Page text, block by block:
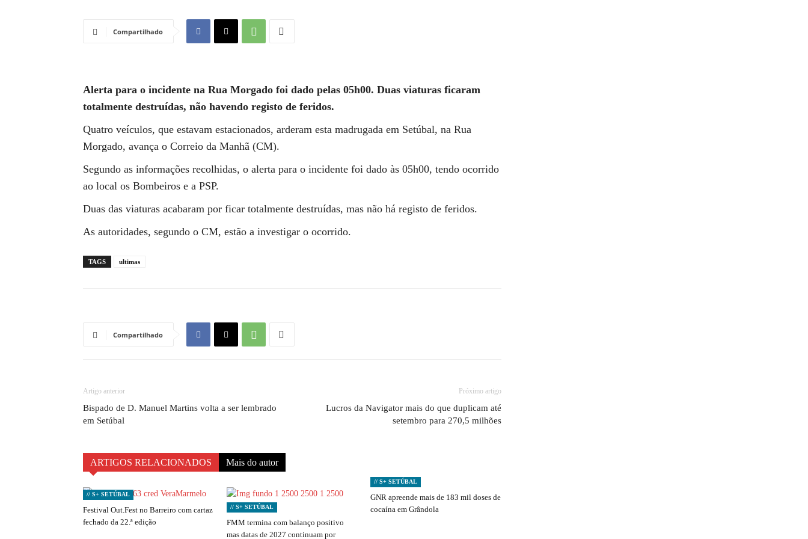
Compartilhado
Alerta para o incidente na Rua Morgado foi dado pelas 05h00. Duas viaturas ficaram
totalmente destruídas, não havendo registo de feridos.
Quatro veículos, que estavam estacionados, arderam esta madrugada em Setúbal, na Rua
Morgado, avança o Correio da Manhã (CM).
Segundo as informações recolhidas, o alerta para o incidente foi dado às 05h00, tendo ocorrido
ao local os Bombeiros e a PSP.
Duas das viaturas acabaram por ficar totalmente destruídas, mas não há registo de feridos.
As autoridades, segundo o CM, estão a investigar o ocorrido.
TAGS ultimas
Compartilhado
Artigo anterior
Bispado de D. Manuel Martins volta a ser lembrado
em Setúbal
Próximo artigo
Lucros da Navigator mais do que duplicam até
setembro para 270,5 milhões
ARTIGOS RELACIONADOS Mais do autor
// S+ SETÚBAL
Festival Out.Fest no Barreiro com cartaz
fechado da 22.ª edição
// S+ SETÚBAL
FMM termina com balanço positivo
mas datas de 2027 continuam por
// S+ SETÚBAL
GNR apreende mais de 183 mil doses de
cocaína em Grândola